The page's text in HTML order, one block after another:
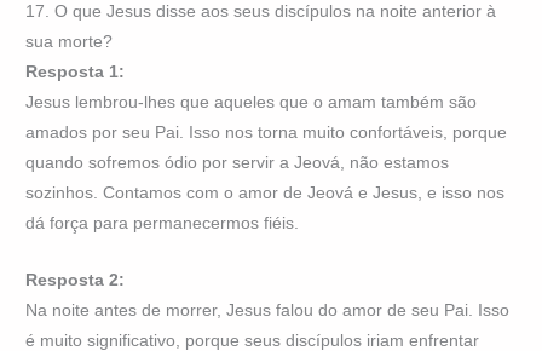
17. O que Jesus disse aos seus discípulos na noite anterior à
sua morte?
Resposta 1:
Jesus lembrou-lhes que aqueles que o amam também são
amados por seu Pai. Isso nos torna muito confortáveis, porque
quando sofremos ódio por servir a Jeová, não estamos
sozinhos. Contamos com o amor de Jeová e Jesus, e isso nos
dá força para permanecermos fiéis.
Resposta 2:
Na noite antes de morrer, Jesus falou do amor de seu Pai. Isso
é muito significativo, porque seus discípulos iriam enfrentar